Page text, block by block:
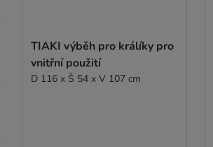
TIAKI výběh pro králíky pro
vnitřní použití
D 116 x Š 54 x V 107 cm